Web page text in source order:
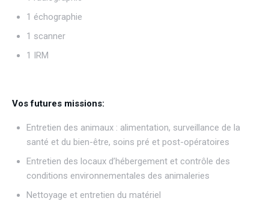
1 échographie
1 scanner
1 IRM
Vos futures missions:
Entretien des animaux : alimentation, surveillance de la
santé et du bien-être, soins pré et post-opératoires
Entretien des locaux d’hébergement et contrôle des
conditions environnementales des animaleries
Nettoyage et entretien du matériel